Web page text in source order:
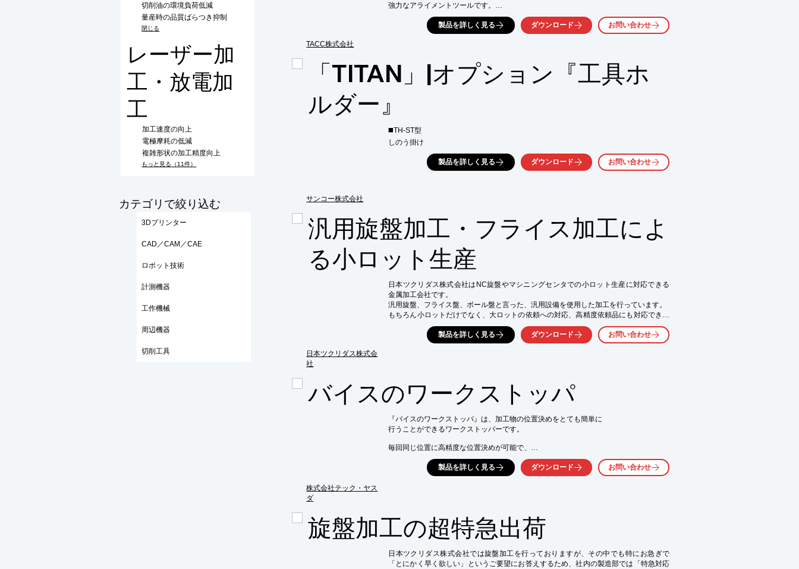
切削油の環境負荷低減
量産時の品質ばらつき抑制
閉じる
レーザー加
工・放電加
工
加工速度の向上
電極摩耗の低減
複雑形状の加工精度向上
もっと見る（11件）
​カテゴリで絞り込む
3Dプリンター
CAD／CAM／CAE
ロボット技術
計測機器
工作機械
周辺機器
切削工具
TACC株式会社
強力なアライメントツールです。
当製品はスピンドルに取り付けられ、回転軸が30m先までレーザー光で投影。
レーザーはフル充電で最大8時間動作します。
主軸と横送り台あるいは複合加工軸との直角度等をチェックすることが可能な「L-
702SP」の
2タイプをご用意しました。
【特長】
■全てのアライメントパラメータを示すアライメントレポートを提供
■レーザーはフル充電で最大8時間動作
※詳しくはPDF資料をご覧いただくか、お気軽にお問い合わせ下さい。
製品を詳しく見る ダウンロード お問い合わせ
「TITAN」|オプション『工具ホ
ルダー』
サンコー株式会社
◼️TH-ST型
しのう掛け
製品を詳しく見る ダウンロード お問い合わせ
汎用旋盤加工・フライス加工によ
る小ロット生産
日本ツクリダス株式会
社
日本ツクリダス株式会社はNC旋盤やマシニングセンタでの小ロット生産に対応できる
金属加工会社です。
汎用旋盤、フライス盤、ボール盤と言った、汎用設備を使用した加工を行っています。
もちろん小ロットだけでなく、大ロットの依頼への対応、高精度依頼品にも対応できる
よう、NC旋盤やNCフライス、マシニングセンタと言った機械加工機も取り揃えており
○1～10個のような小口品に対するスピードを速めるノウハウを多く蓄積
○加工サイズは最大φ300程度まで
[フライス加工]
○NCフライス4台にて加工
○加工サイズは横移動で600、奥行き移動で約250
詳しくはお問い合わせ、またはカタログをダウンロードしてください。
製品を詳しく見る ダウンロード お問い合わせ
バイスのワークストッパ
株式会社テック・ヤス
ダ
『バイスのワークストッパ』は、加工物の位置決めをとても簡単に
行うことができるワークストッパーです。
毎回同じ位置に高精度な位置決めが可能で、
さらに取り付け・取り外しは簡単操作で瞬時に行えます。
また、様々な口金幅やメーカーのマシンバイスに対応。
ストッパーを取り外して加工を始めるので、上面加工からサイド加工まで
同時加工ができ、加工効率の大幅な向上にも貢献します。
■位置決めピンで50～200巾のバイスに素早く対応
■回転ポジションでバイス巾のばらつきに素早く対応
製品を詳しく見る ダウンロード お問い合わせ
旋盤加工の超特急出荷
日本ツクリダス株式会社では旋盤加工を行っておりますが、その中でも特にお急ぎで
「とにかく早く欲しい」というご要望にお答えするため、社内の製造部では「特急対応